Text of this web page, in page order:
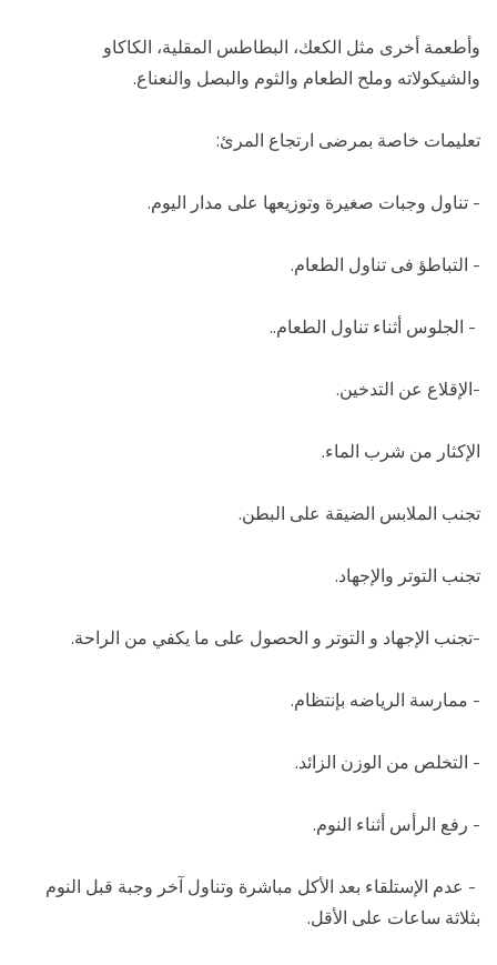
وأطعمة أخرى مثل الكعك، البطاطس المقلية، الكاكاو
والشيكولاته وملح الطعام والثوم والبصل والنعناع.
تعليمات خاصة بمرضى ارتجاع المرئ:
- تناول وجبات صغيرة وتوزيعها على مدار اليوم.
- التباطؤ فى تناول الطعام.
- الجلوس أثناء تناول الطعام..
-الإقلاع عن التدخين.
الإكثار من شرب الماء.
تجنب الملابس الضيقة على البطن.
تجنب التوتر والإجهاد.
-تجنب الإجهاد و التوتر و الحصول على ما يكفي من الراحة.
- ممارسة الرياضه بإنتظام.
- التخلص من الوزن الزائد.
- رفع الرأس أثناء النوم.
- عدم الإستلقاء بعد الأكل مباشرة وتناول آخر وجبة قبل النوم
بثلاثة ساعات على الأقل.